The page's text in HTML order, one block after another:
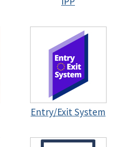
Entry/Exit System